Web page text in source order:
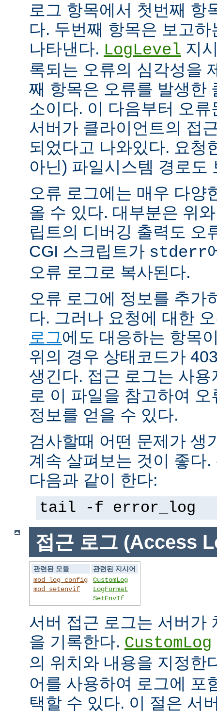
로그 항목에서 첫번째 항
다. 두번째 항목은 보고
나타낸다. LogLevel 지
록되는 오류의 심각성을
째 항목은 오류를 발생한
소이다. 이 다음부터 오
서버가 클라이언트의 접
되었다고 나와있다. 요청
아닌) 파일시스템 경로도
오류 로그에는 매우 다양
올 수 있다. 대부분은 위
립트의 디버깅 출력도 오
CGI 스크립트가 stderr
오류 로그로 복사된다.
오류 로그에 정보를 추가
다. 그러나 요청에 대한
로그에도 대응하는 항목
위의 경우 상태코드가
생긴다. 접근 로그는 사
로 이 파일을 참고하여
정보를 얻을 수 있다.
검사할때 어떤 문제가 생
계속 살펴보는 것이 좋다
다음과 같이 한다:
tail -f error_log
접근 로그 (Access
관련된 모듈
관련된 지시어
mod_log_config
mod_setenvif
CustomLog
LogFormat
SetEnvIf
서버 접근 로그는 서버가
을 기록한다. CustomLog
의 위치와 내용을 지정한
어를 사용하여 로그에 포
택할 수 있다. 이 절은 서